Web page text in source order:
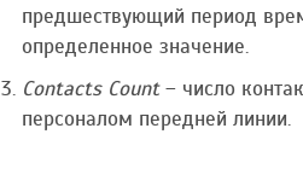
предшествующий период
определенное значение.
Contacts Count– число
персоналом передней линии.